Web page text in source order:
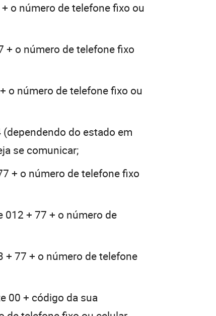
o número de telefone fixo ou
+ o número de telefone fixo
o número de telefone fixo ou
do estado em
se comunicar;
+ o número de telefone fixo
012 + 77 + o número de
+ 77 + o número de telefone
00 + código da sua